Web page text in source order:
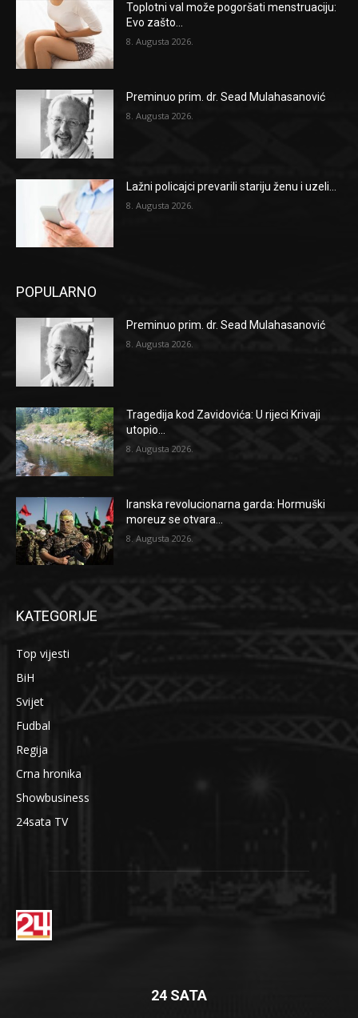
Toplotni val može pogoršati menstruaciju:
Evo zašto...
8. Augusta 2026.
Preminuo prim. dr. Sead Mulahasanović
8. Augusta 2026.
Lažni policajci prevarili stariju ženu i uzeli...
8. Augusta 2026.
POPULARNO
Preminuo prim. dr. Sead Mulahasanović
8. Augusta 2026.
Tragedija kod Zavidovića: U rijeci Krivaji
utopio...
8. Augusta 2026.
Iranska revolucionarna garda: Hormuški
moreuz se otvara...
8. Augusta 2026.
KATEGORIJE
Top vijesti
BiH
Svijet
Fudbal
Regija
Crna hronika
Showbusiness
24sata TV
24 SATA